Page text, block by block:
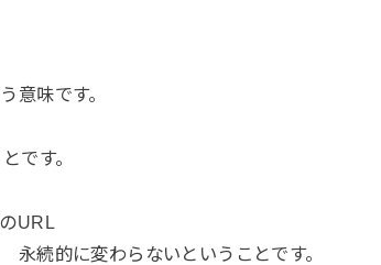
意味です。
です。
URL
いうことです。